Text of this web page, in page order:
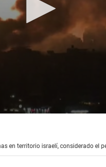
en territorio israelí, considerado el